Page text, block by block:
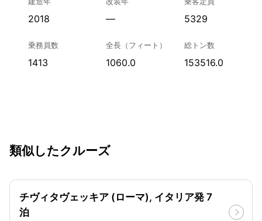
2018 — 5329
乗務員数
1413
全長（フィート）
1060.0
総トン数
153516.0
類似したクルーズ
チヴィタヴェッキア (ローマ), イタリア発 7
泊